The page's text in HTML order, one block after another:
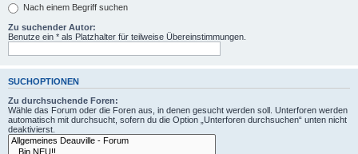
Nach einem Begriff suchen
Zu suchender Autor:
Benutze ein * als Platzhalter für teilweise Übereinstimmungen.
SUCHOPTIONEN
Zu durchsuchende Foren:
Wähle das Forum oder die Foren aus, in denen gesucht werden soll. Unterforen werden
automatisch mit durchsucht, sofern du die Option „Unterforen durchsuchen“ unten nicht
deaktivierst.